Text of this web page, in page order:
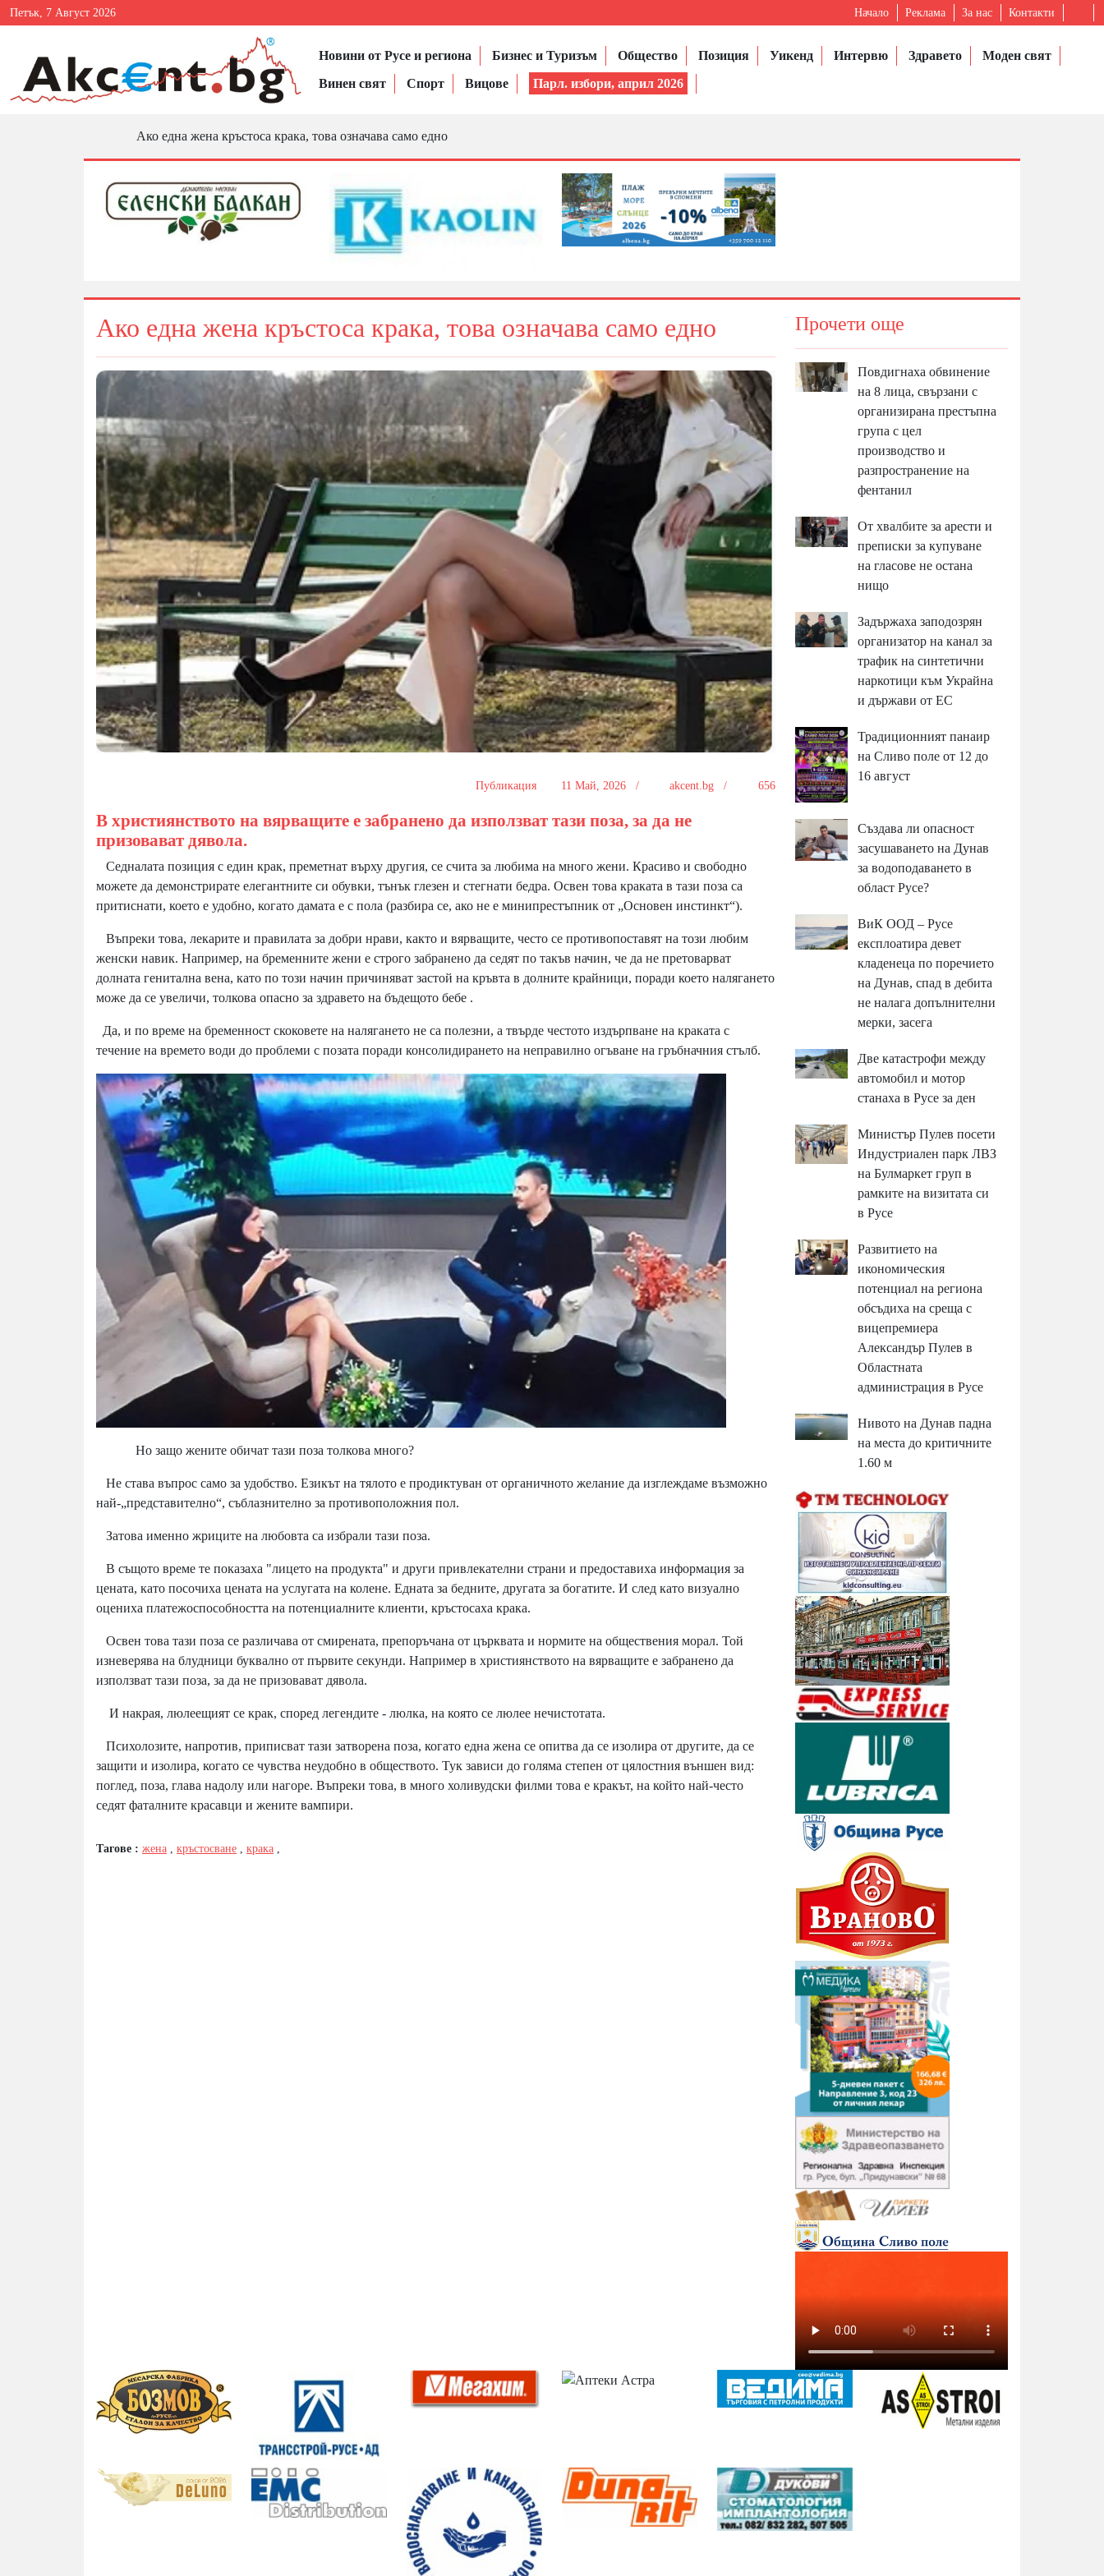
Петък, 7 Август 2026 Начало Реклама За нас Контакти
Новини от Русе и региона Бизнес и Туризъм Общество Позиция Уикенд Интервю Здравето
Моден свят
Винен свят
Спорт Вицове Парл. избори, април 2026
Ако една жена кръстоса крака, това означава само едно
Ако една жена кръстоса крака, това означава само едно
Публикация 11 Май, 2026 / akcent.bg / 656
В християнството на вярващите е забранено да използват тази поза, за да не
призовават дявола.
Седналата позиция с един крак, преметнат върху другия, се счита за любима на много жени. Красиво и свободно
можете да демонстрирате елегантните си обувки, тънък глезен и стегнати бедра. Освен това краката в тази поза са
притиснати, което е удобно, когато дамата е с пола (разбира се, ако не е минипрестъпник от „Основен инстинкт“).
Въпреки това, лекарите и правилата за добри нрави, както и вярващите, често се противопоставят на този любим
женски навик. Например, на бременните жени е строго забранено да седят по такъв начин, че да не претоварват
долната генитална вена, като по този начин причиняват застой на кръвта в долните крайници, поради което налягането
може да се увеличи, толкова опасно за здравето на бъдещото бебе .
Да, и по време на бременност скоковете на налягането не са полезни, а твърде честото издърпване на краката с
течение на времето води до проблеми с позата поради консолидирането на неправилно огъване на гръбначния стълб.
Но защо жените обичат тази поза толкова много?
Не става въпрос само за удобство. Езикът на тялото е продиктуван от органичното желание да изглеждаме възможно
най-„представително“, съблазнително за противоположния пол.
Затова именно жриците на любовта са избрали тази поза.
В същото време те показаха "лицето на продукта" и други привлекателни страни и предоставиха информация за
цената, като посочиха цената на услугата на колене. Едната за бедните, другата за богатите. И след като визуално
оцениха платежоспособността на потенциалните клиенти, кръстосаха крака.
Освен това тази поза се различава от смирената, препоръчана от църквата и нормите на обществения морал. Той
изневерява на блудници буквално от първите секунди. Например в християнството на вярващите е забранено да
използват тази поза, за да не призовават дявола.
И накрая, люлеещият се крак, според легендите - люлка, на която се люлее нечистотата.
Психолозите, напротив, приписват тази затворена поза, когато една жена се опитва да се изолира от другите, да се
защити и изолира, когато се чувства неудобно в обществото. Тук зависи до голяма степен от цялостния външен вид:
поглед, поза, глава надолу или нагоре. Въпреки това, в много холивудски филми това е кракът, на който най-често
седят фаталните красавци и жените вампири.
Тагове : жена , кръстосване , крака ,
Прочети още
Повдигнаха обвинение
на 8 лица, свързани с
организирана престъпна
група с цел
производство и
разпространение на
фентанил
От хвалбите за арести и
преписки за купуване
на гласове не остана
нищо
Задържаха заподозрян
организатор на канал за
трафик на синтетични
наркотици към Украйна
и държави от ЕС
Традиционният панаир
на Сливо поле от 12 до
16 август
Създава ли опасност
засушаването на Дунав
за водоподаването в
област Русе?
ВиК ООД – Русе
експлоатира девет
кладенеца по поречието
на Дунав, спад в дебита
не налага допълнителни
мерки, засега
Две катастрофи между
автомобил и мотор
станаха в Русе за ден
Министър Пулев посети
Индустриален парк ЛВЗ
на Булмаркет груп в
рамките на визитата си
в Русе
Развитието на
икономическия
потенциал на региона
обсъдиха на среща с
вицепремиера
Александър Пулев в
Областната
администрация в Русе
Нивото на Дунав падна
на места до критичните
1.60 м